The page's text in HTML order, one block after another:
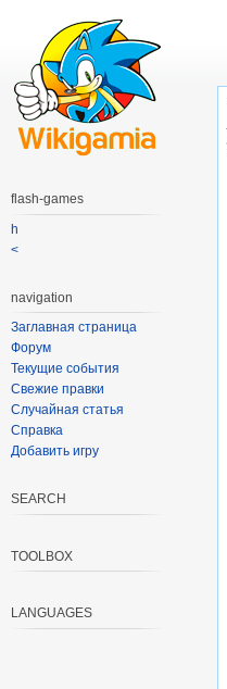
flash-games
h
<
navigation
Заглавная страница
Форум
Текущие события
Свежие правки
Случайная статья
Справка
Добавить игру
SEARCH
TOOLBOX
LANGUAGES